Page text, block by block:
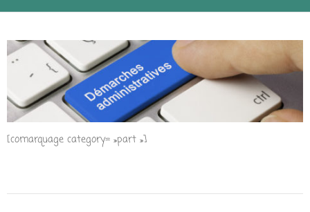
[comarquage category= »part »]